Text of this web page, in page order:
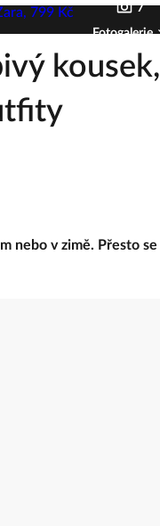
7
Fotogalerie
kousek,
nebo v zimě. Přesto se